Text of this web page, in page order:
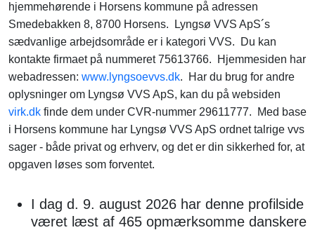
hjemmehørende i Horsens kommune på adressen
Smedebakken 8, 8700 Horsens. Lyngsø VVS ApS´s
sædvanlige arbejdsområde er i kategori VVS. Du kan
kontakte firmaet på nummeret 75613766. Hjemmesiden har
webadressen: www.lyngsoevvs.dk. Har du brug for andre
oplysninger om Lyngsø VVS ApS, kan du på websiden
virk.dk finde dem under CVR-nummer 29611777. Med base
i Horsens kommune har Lyngsø VVS ApS ordnet talrige vvs
sager - både privat og erhverv, og det er din sikkerhed for, at
opgaven løses som forventet.
I dag d. 9. august 2026 har denne profilside
været læst af 465 opmærksomme danskere